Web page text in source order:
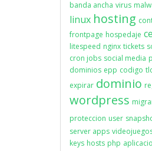
banda ancha virus
linux hosting
frontpage hospedaje
litespeed nginx tickets
cron jobs social media
dominios epp codigo
expirar dominio
wordpress
proteccion user
server apps
keys hosts php